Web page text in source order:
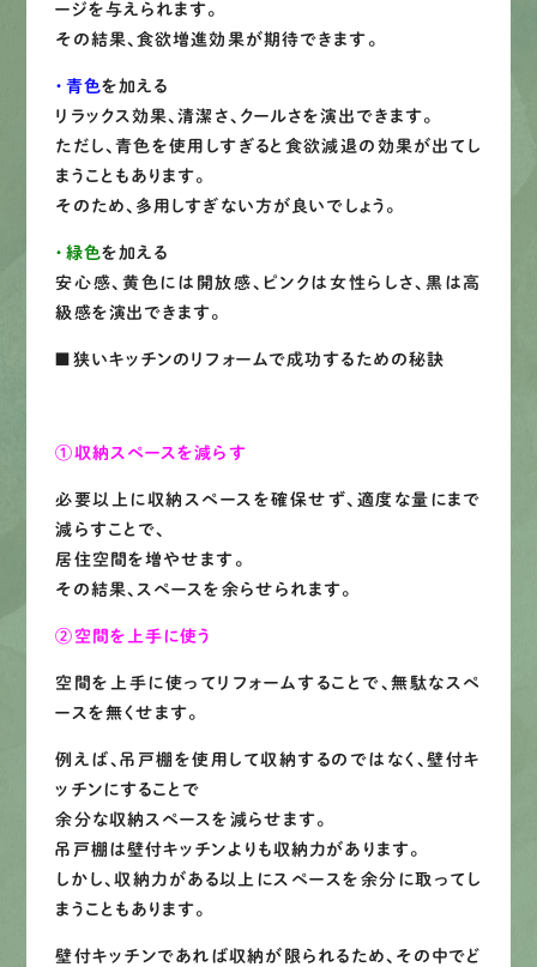
ージを与えられます。
その結果、食欲増進効果が期待できます。
・青色を加える
リラックス効果、清潔さ、クールさを演出できます。
ただし、青色を使用しすぎると食欲減退の効果が出てし
まうこともあります。
そのため、多用しすぎない方が良いでしょう。
・緑色を加える
安心感、黄色には開放感、ピンクは女性らしさ、黒は高
級感を演出できます。
■狭いキッチンのリフォームで成功するための秘訣
①収納スペースを減らす
必要以上に収納スペースを確保せず、適度な量にまで
減らすことで、
居住空間を増やせます。
その結果、スペースを余らせられます。
②空間を上手に使う
空間を上手に使ってリフォームすることで、無駄なスペ
ースを無くせます。
例えば、吊戸棚を使用して収納するのではなく、壁付キ
ッチンにすることで
余分な収納スペースを減らせます。
吊戸棚は壁付キッチンよりも収納力があります。
しかし、収納力がある以上にスペースを余分に取ってし
まうこともあります。
壁付キッチンであれば収納が限られるため、その中でど